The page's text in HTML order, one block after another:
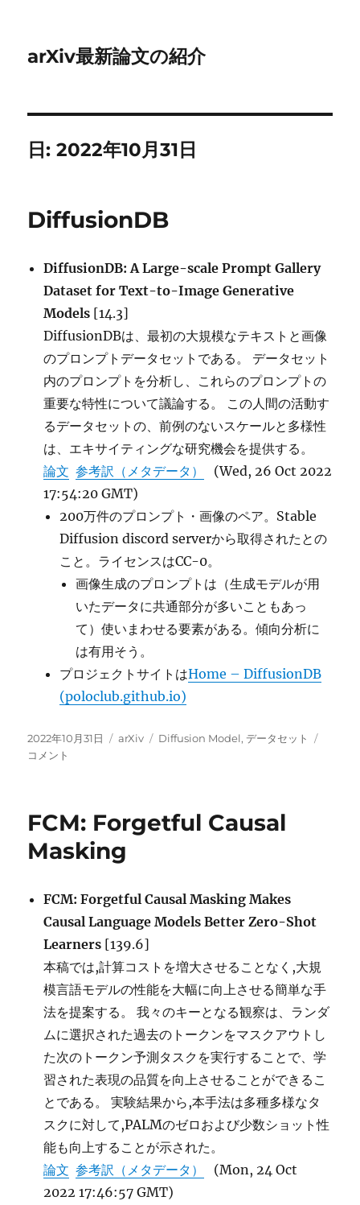
arXiv最新論文の紹介
日:2022年10月31日
DiffusionDB
DiffusionDB: A Large-scale Prompt Gallery
Dataset for Text-to-Image Generative
Models [14.3]
DiffusionDBは、最初の大規模なテキストと画像
のプロンプトデータセットである。 データセット
内のプロンプトを分析し、これらのプロンプトの
重要な特性について議論する。 この人間の活動す
るデータセットの、前例のないスケールと多様性
は、エキサイティングな研究機会を提供する。
論文 参考訳（メタデータ）
(Wed, 26 Oct 2022
17:54:20 GMT)
200万件のプロンプト・画像のペア。Stable
Diffusion discord serverから取得されたとの
こと。ライセンスはCC-0。
画像生成のプロンプトは（生成モデルが用
いたデータに共通部分が多いこともあっ
て）使いまわせる要素がある。傾向分析に
は有用そう。
プロジェクトサイトはHome – DiffusionDB
(poloclub.github.io)
投
稿
2022年10月31日
カ
arXiv
タ
Diffusion Model,データセット
コメント
FCM: Forgetful Causal
Masking
FCM: Forgetful Causal Masking Makes
Causal Language Models Better Zero-Shot
Learners [139.6]
本稿では,計算コストを増大させることなく,大規
模言語モデルの性能を大幅に向上させる簡単な手
法を提案する。 我々のキーとなる観察は、ランダ
ムに選択された過去のトークンをマスクアウトし
た次のトークン予測タスクを実行することで、学
習された表現の品質を向上させることができるこ
とである。 実験結果から,本手法は多種多様なタ
スクに対して,PALMのゼロおよび少数ショット性
能も向上することが示された。
論文 参考訳（メタデータ）
(Mon, 24 Oct
2022 17:46:57 GMT)